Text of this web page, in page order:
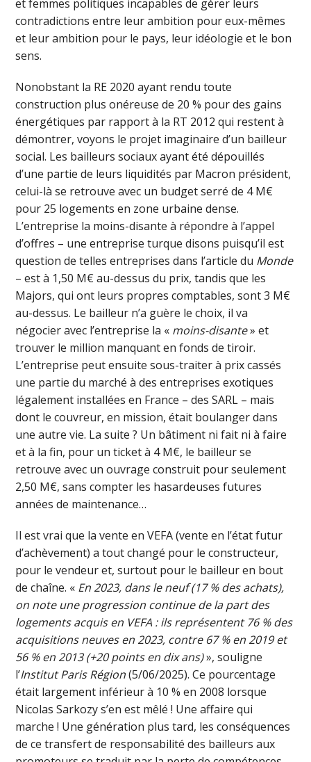
et femmes politiques incapables de gérer leurs
contradictions entre leur ambition pour eux-mêmes
et leur ambition pour le pays, leur idéologie et le bon
sens.
Nonobstant la RE 2020 ayant rendu toute
construction plus onéreuse de 20 % pour des gains
énergétiques par rapport à la RT 2012 qui restent à
démontrer, voyons le projet imaginaire d’un bailleur
social. Les bailleurs sociaux ayant été dépouillés
d’une partie de leurs liquidités par Macron président,
celui-là se retrouve avec un budget serré de 4 M€
pour 25 logements en zone urbaine dense.
L’entreprise la moins-disante à répondre à l’appel
d’offres – une entreprise turque disons puisqu’il est
question de telles entreprises dans l’article du Monde
– est à 1,50 M€ au-dessus du prix, tandis que les
Majors, qui ont leurs propres comptables, sont 3 M€
au-dessus. Le bailleur n’a guère le choix, il va
négocier avec l’entreprise la « moins-disante» et
trouver le million manquant en fonds de tiroir.
L’entreprise peut ensuite sous-traiter à prix cassés
une partie du marché à des entreprises exotiques
légalement installées en France – des SARL – mais
dont le couvreur, en mission, était boulanger dans
une autre vie. La suite ? Un bâtiment ni fait ni à faire
et à la fin, pour un ticket à 4 M€, le bailleur se
retrouve avec un ouvrage construit pour seulement
2,50 M€, sans compter les hasardeuses futures
années de maintenance…
Il est vrai que la vente en VEFA (vente en l’état futur
d’achèvement) a tout changé pour le constructeur,
pour le vendeur et, surtout pour le bailleur en bout
de chaîne. « En 2023, dans le neuf (17 % des achats),
on note une progression continue de la part des
logements acquis en VEFA : ils représentent 76 % des
acquisitions neuves en 2023, contre 67 % en 2019 et
56 % en 2013 (+20 points en dix ans)», souligne
l’Institut Paris Région(5/06/2025). Ce pourcentage
était largement inférieur à 10 % en 2008 lorsque
Nicolas Sarkozy s’en est mêlé ! Une affaire qui
marche ! Une génération plus tard, les conséquences
de ce transfert de responsabilité des bailleurs aux